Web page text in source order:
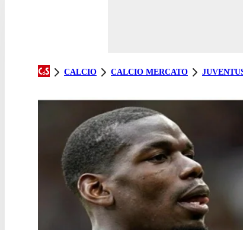
CALCIO CALCIO MERCATO